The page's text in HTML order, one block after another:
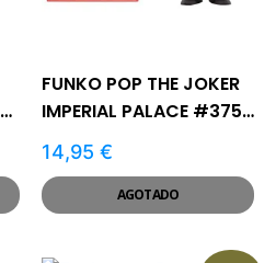
FUNKO POP THE JOKER
IMPERIAL PALACE #375 |
DC
14,95 €
AGOTADO